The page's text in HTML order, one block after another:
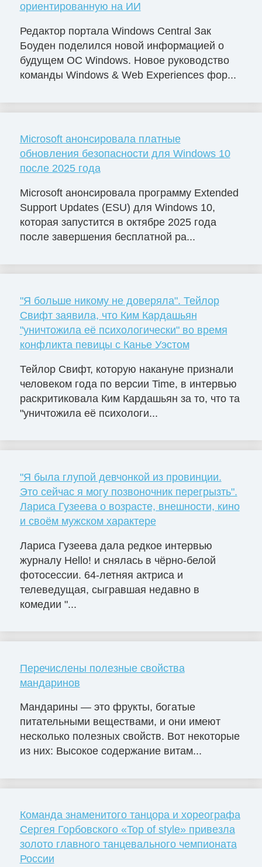
ориентированную на ИИ
Редактор портала Windows Central Зак
Боуден поделился новой информацией о
будущем ОС Windows. Новое руководство
команды Windows & Web Experiences фор...
Microsoft анонсировала платные
обновления безопасности для Windows 10
после 2025 года
Microsoft анонсировала программу Extended
Support Updates (ESU) для Windows 10,
которая запустится в октябре 2025 года
после завершения бесплатной ра...
"Я больше никому не доверяла". Тейлор
Свифт заявила, что Ким Кардашьян
"уничтожила её психологически" во время
конфликта певицы с Канье Уэстом
Тейлор Свифт, которую накануне признали
человеком года по версии Time, в интервью
раскритиковала Ким Кардашьян за то, что та
"уничтожила её психологи...
"Я была глупой девчонкой из провинции.
Это сейчас я могу позвоночник перегрызть".
Лариса Гузеева о возрасте, внешности, кино
и своём мужском характере
Лариса Гузеева дала редкое интервью
журналу Hello! и снялась в чёрно-белой
фотосессии. 64-летняя актриса и
телеведущая, сыгравшая недавно в
комедии "...
Перечислены полезные свойства
мандаринов
Мандарины — это фрукты, богатые
питательными веществами, и они имеют
несколько полезных свойств. Вот некоторые
из них: Высокое содержание витам...
Команда знаменитого танцора и хореографа
Сергея Горбовского «Top of style» привезла
золото главного танцевального чемпионата
России